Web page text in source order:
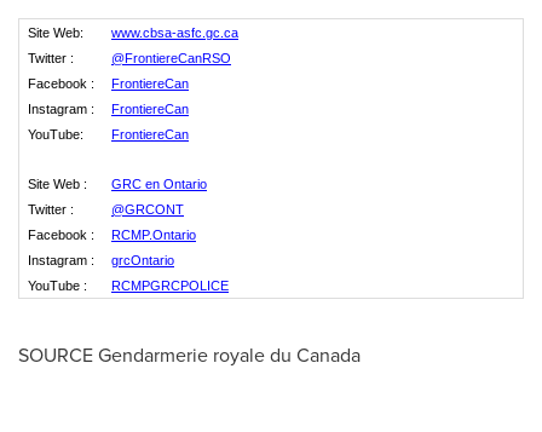
Site Web:
www.cbsa-asfc.gc.ca
Twitter :
@FrontiereCanRSO
Facebook :
FrontiereCan
Instagram :
FrontiereCan
YouTube:
FrontiereCan
Site Web :
GRC en Ontario
Twitter :
@GRCONT
Facebook :
RCMP.Ontario
Instagram :
grcOntario
YouTube :
RCMPGRCPOLICE
SOURCE Gendarmerie royale du Canada